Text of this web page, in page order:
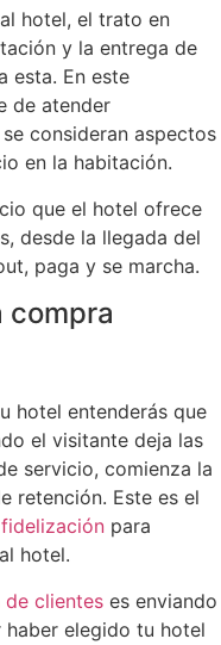
hotel, el trato en
y la entrega de
esta. En este
de atender
consideran aspectos
en la habitación.
que el hotel ofrece
desde la llegada del
paga y se marcha.
compra
hotel entenderás que
el visitante deja las
servicio, comienza la
retención. Este es el
fidelización para
hotel.
de clientes es enviando
haber elegido tu hotel